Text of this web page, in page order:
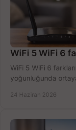
WiFi 5 WiFi 6
WiFi 5 WiFi 6
yoğunluğunda
24 Haziran 2026